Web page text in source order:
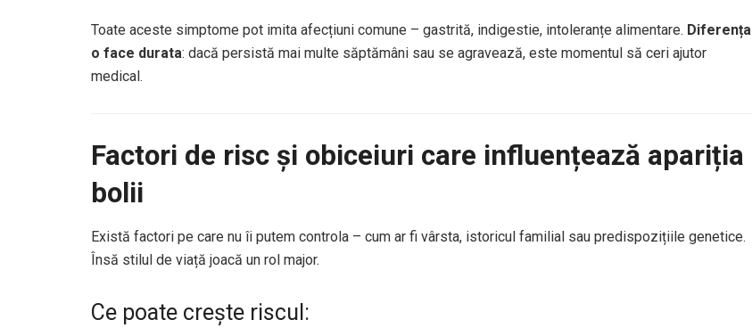
Toate aceste simptome pot imita afecțiuni comune – gastrită, indigestie, intoleranțe alimentare. Diferența
o face durata: dacă persistă mai multe săptămâni sau se agravează, este momentul să ceri ajutor
medical.
Factori de risc și obiceiuri care influențează apariția
bolii
Există factori pe care nu îi putem controla – cum ar fi vârsta, istoricul familial sau predispozițiile genetice.
Însă stilul de viață joacă un rol major.
Ce poate crește riscul: